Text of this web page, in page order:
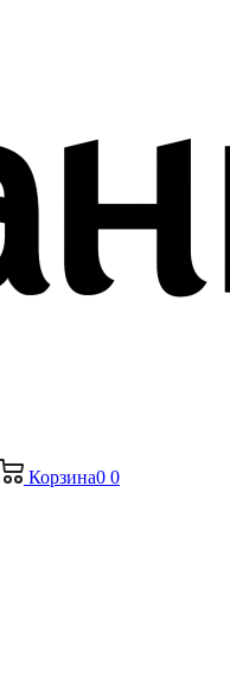
Корзина0 0